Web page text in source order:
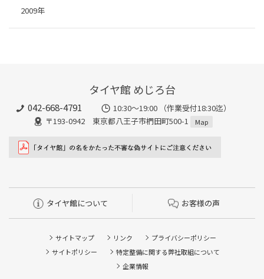
2009年
タイヤ館 めじろ台
042-668-4791
10:30～19:00 （作業受付18:30迄）
〒193-0942 東京都八王子市椚田町500-1
Map
タイヤ館について お客様の声
サイトマップ リンク
プライバシーポリシー
サイトポリシー
特定整備に関する弊社取組について
企業情報